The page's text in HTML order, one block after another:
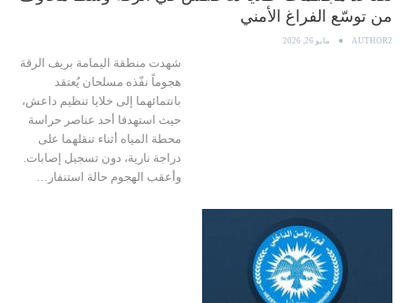
من توسّع الفراغ الأمني
AUTHOR2 مايو 26, 2026
شهدت منطقة اليمامة بريف الرقة
هجوماً نفّذه مسلحان يُعتقد
بانتمائهما إلى خلايا تنظيم داعش،
حيث استهدفا أحد عناصر حراسة
محطة المياه أثناء تنقلهما على
دراجة نارية، دون تسجيل إصابات.
وأعقب الهجوم حالة استنفار…